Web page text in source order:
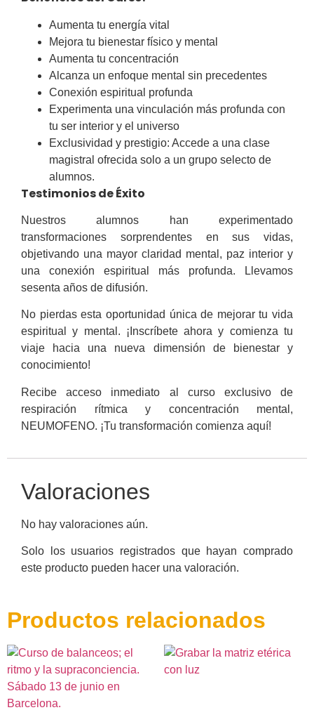
Aumenta tu energía vital
Mejora tu bienestar físico y mental
Aumenta tu concentración
Alcanza un enfoque mental sin precedentes
Conexión espiritual profunda
Experimenta una vinculación más profunda con
tu ser interior y el universo
Exclusividad y prestigio: Accede a una clase
magistral ofrecida solo a un grupo selecto de
alumnos.
Testimonios de Éxito
Nuestros alumnos han experimentado
transformaciones sorprendentes en sus vidas,
objetivando una mayor claridad mental, paz interior y
una conexión espiritual más profunda. Llevamos
sesenta años de difusión.
No pierdas esta oportunidad única de mejorar tu vida
espiritual y mental. ¡Inscríbete ahora y comienza tu
viaje hacia una nueva dimensión de bienestar y
conocimiento!
Recibe acceso inmediato al curso exclusivo de
respiración rítmica y concentración mental,
NEUMOFENO. ¡Tu transformación comienza aquí!
Valoraciones
No hay valoraciones aún.
Solo los usuarios registrados que hayan comprado
este producto pueden hacer una valoración.
Productos relacionados